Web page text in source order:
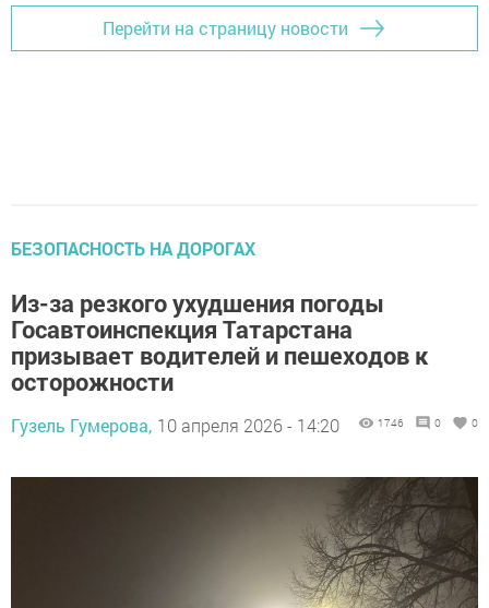
Перейти на страницу новости
БЕЗОПАСНОСТЬ НА ДОРОГАХ
Из-за резкого ухудшения погоды
Госавтоинспекция Татарстана
призывает водителей и пешеходов к
осторожности
Гузель Гумерова, 10 апреля 2026 - 14:20 1746 0 0